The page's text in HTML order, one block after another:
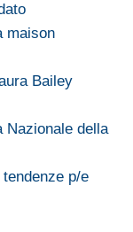
maison
Bailey
Nazionale della
p/e